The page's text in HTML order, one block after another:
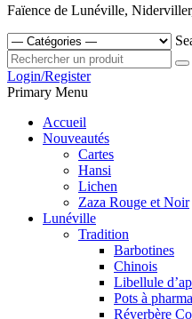
Faïence de Lunéville,
Login/Register
Primary Menu
Accueil
Nouveautés
Cartes
Hansi
Lichen
Zaza Rouge et Noir
Lunéville
Tradition
Barbotines
Chinois
Libellule
Pots à
Réverbère